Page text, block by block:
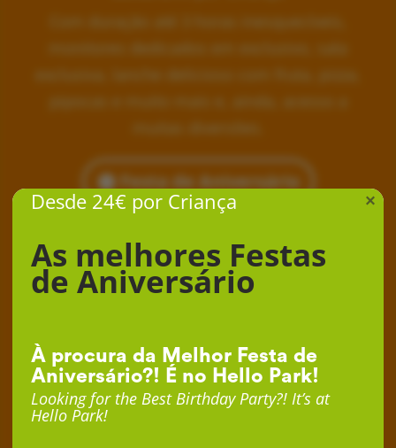
Festa de Aniversário
Desde 24€ por Criança
As melhores Festas
de Aniversário
À procura da Melhor Festa de
Aniversário?! É no Hello Park!
Looking for the Best Birthday Party?! It’s at
Hello Park!
×